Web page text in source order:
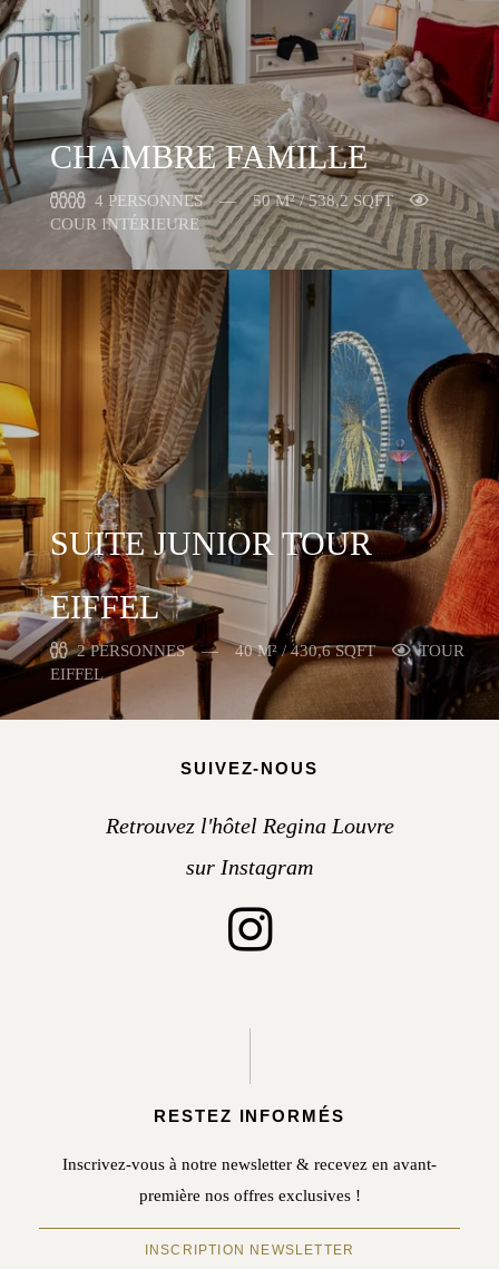
CHAMBRE FAMILLE
4 PERSONNES
50 M² / 538,2 SQFT
COUR INTÉRIEURE
SUITE JUNIOR TOUR
EIFFEL
2 PERSONNES 40 M² / 430,6 SQFT
TOUR
EIFFEL
SUIVEZ-NOUS
Retrouvez l'hôtel Regina Louvre
sur Instagram
RESTEZ INFORMÉS
Inscrivez-vous à notre newsletter & recevez en avant-
première nos offres exclusives !
INSCRIPTION NEWSLETTER